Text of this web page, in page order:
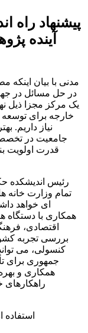
پیشنهاد راه
آینده
مدنی با بیان اینکه
در حل مسائل در
یک مرکز مجزا ذیل
خارجه برای
نیاز داریم.
جامعیت در
قدرت اولویت
رئیس اندیشکده
تمام وزارت خانه
ای خواهد
همکاری با دستگاه
اقتصادی،
بررسی تجربه
کنسولی، می
جمهوری برای
همکاری و